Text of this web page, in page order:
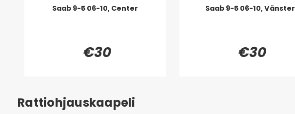
Saab 9-5 06-10, Center
€30
Saab 9-5 06-10, Vänster
€30
Rattiohjauskaapeli